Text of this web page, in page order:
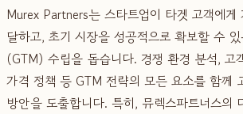
Murex Partners는 스타트업이 타겟 고객에게
달하고, 초기 시장을 성공적으로 확보할 수
(GTM) 수립을 돕습니다. 경쟁 환경 분석, 고
가격 정책 등 GTM 전략의 모든 요소를 함께
방안을 도출합니다. 특히, 뮤렉스파트너스의